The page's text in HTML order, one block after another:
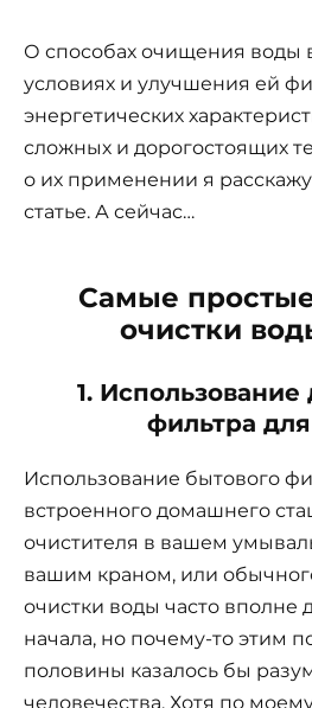
О способах очищения воды
условиях и улучшения ей
энергетических
сложных и дорогостоящих
о их применении я
статье. А сейчас…
Самые
очистки
1.
фильтра
Использование бытового
встроенного домашнего
очистителя в вашем
вашим краном, или
очистки воды часто вполне
начала, но почему-то этим
половины казалось бы
человечества. Хотя по